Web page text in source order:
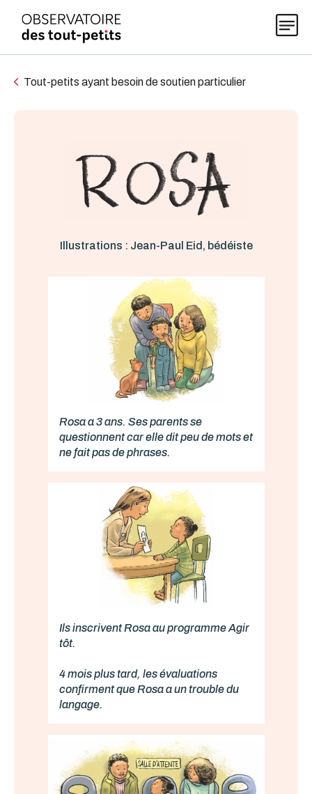
Thématiques
Publications
Actualités
Tout-petits ayant besoin de soutien particulier
Illustrations : Jean-Paul Eid, bédéiste
Rosa a 3 ans. Ses parents se
questionnent car elle dit peu de mots et
ne fait pas de phrases.
Ils inscrivent Rosa au programme Agir
tôt.
4 mois plus tard, les évaluations
confirment que Rosa a un trouble du
langage.